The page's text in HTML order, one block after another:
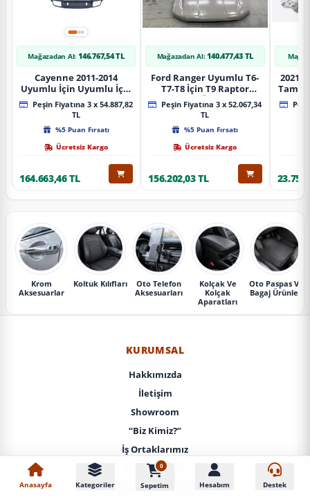
Mağazadan Al: 146.767,54 TL
Cayenne 2011-2014
Uyumlu İçin Uyumlu İçin
2019+ Bagaj Facelift
Parça
Peşin Fiyatına 3 x 54.887,82
TL
%5 Puan Fırsatı
Ücretsiz Kargo
164.663,46 TL
Mağazadan Al: 140.477,43 TL
Ford Ranger Uyumlu T6-
T7-T8 İçin T9 Raptor
Dönüşüm (Ön Arka Full)
Parça
Peşin Fiyatına 3 x 52.067,34
TL
%5 Puan Fırsatı
Ücretsiz Kargo
156.202,03 TL
2021+
Krom
Aksesuarlar
Koltuk Kılıfları
Oto Telefon
Aksesuarları
Kolçak Ve
Kolçak
Aparatları
Oto Paspas Ve
Bagaj Ürünleri
KURUMSAL
Hakkımızda
İletişim
Showroom
“Biz Kimiz?”
İş Ortaklarımız
KVKK / Gizlilik
Mesafeli Satış Sözleşmesi
Anasayfa Kategoriler
0
Sepetim Hesabım Destek